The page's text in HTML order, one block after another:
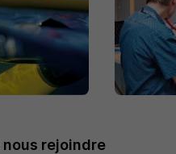
nous rejoindre